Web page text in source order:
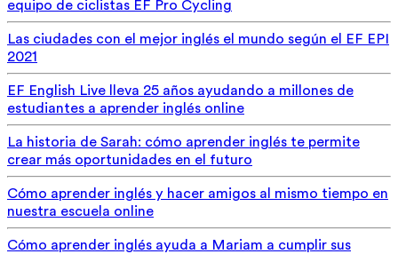
equipo de ciclistas EF Pro Cycling
Las ciudades con el mejor inglés el mundo según el EF EPI
2021
EF English Live lleva 25 años ayudando a millones de
estudiantes a aprender inglés online
La historia de Sarah: cómo aprender inglés te permite
crear más oportunidades en el futuro
Cómo aprender inglés y hacer amigos al mismo tiempo en
nuestra escuela online
Cómo aprender inglés ayuda a Mariam a cumplir sus